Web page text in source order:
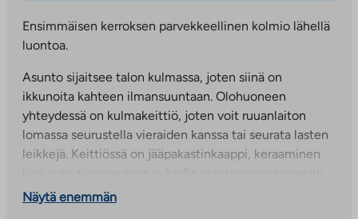
Ensimmäisen kerroksen parvekkeellinen kolmio lähellä
luontoa.
Asunto sijaitsee talon kulmassa, joten siinä on
ikkunoita kahteen ilmansuuntaan. Olohuoneen
yhteydessä on kulmakeittiö, joten voit ruuanlaiton
lomassa seurustella vieraiden kanssa tai seurata lasten
leikkejä. Keittiössä on jääpakastinkaappi, keraaminen
Olohuoneesta on kulku asunnon parvekkeelle.
Näytä enemmän